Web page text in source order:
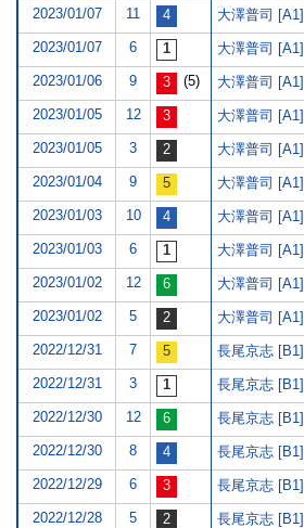
2023/01/07 11 大澤普司 [A1]
2023/01/07 6 大澤普司 [A1]
2023/01/06 9 (5) 大澤普司 [A1]
2023/01/05 12 大澤普司 [A1]
2023/01/05 3 大澤普司 [A1]
2023/01/04 9 大澤普司 [A1]
2023/01/03 10 大澤普司 [A1]
2023/01/03 6 大澤普司 [A1]
2023/01/02 12 大澤普司 [A1]
2023/01/02 5 大澤普司 [A1]
2022/12/31 7 長尾京志 [B1]
2022/12/31 3 長尾京志 [B1]
2022/12/30 12 長尾京志 [B1]
2022/12/30 8 長尾京志 [B1]
2022/12/29 6 長尾京志 [B1]
2022/12/28 5 長尾京志 [B1]